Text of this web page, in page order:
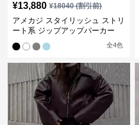
¥13,880 ¥18040(割引前)
アメカジ スタイリッシュ ストリ
ート系 ジップアップパーカー
全4色